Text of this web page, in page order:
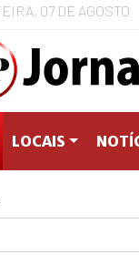
07 DE AGOSTO
LOCAIS